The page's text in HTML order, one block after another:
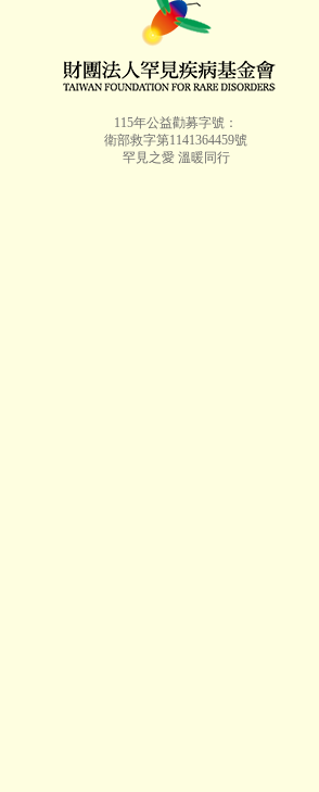
115年公益勸募字號：
衛部救字第1141364459號
罕見之愛 溫暖同行